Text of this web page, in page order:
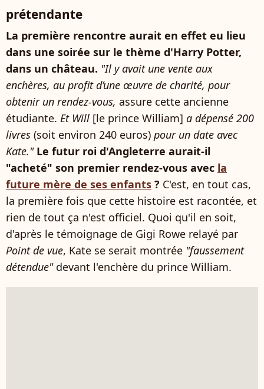
prétendante
La première rencontre aurait en effet eu lieu
dans une soirée sur le thème d'Harry Potter,
dans un château. "Il y avait une vente aux
enchères, au profit d’une œuvre de charité, pour
obtenir un rendez-vous, assure cette ancienne
étudiante. Et Will [le prince William] a dépensé 200
livres (soit environ 240 euros) pour un date avec
Kate." Le futur roi d'Angleterre aurait-il
"acheté" son premier rendez-vous avec la
future mère de ses enfants ? C'est, en tout cas,
la première fois que cette histoire est racontée, et
rien de tout ça n'est officiel. Quoi qu'il en soit,
d'après le témoignage de Gigi Rowe relayé par
Point de vue, Kate se serait montrée "faussement
détendue"devant l'enchère du prince William.